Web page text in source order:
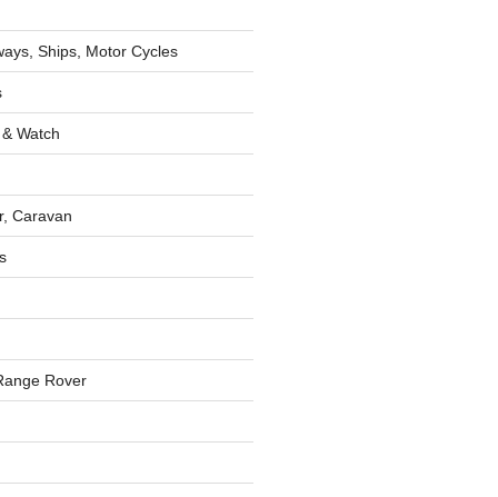
Ships, Motor Cycles
Watch
Caravan
Rover